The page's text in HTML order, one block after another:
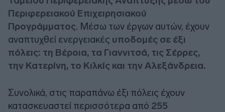
Περιφερειακού Επιχειρησιακού
Προγράμματος. Μέσω των έργων αυτών, έχουν
αναπτυχθεί ενεργειακές υποδομές σε έξι
πόλεις: τη Βέροια, τα Γιαννιτσά, τις Σέρρες,
την Κατερίνη, το Κιλκίς και την Αλεξάνδρεια.
Συνολικά, στις παραπάνω έξι πόλεις έχουν
κατασκευαστεί περισσότερα από 255